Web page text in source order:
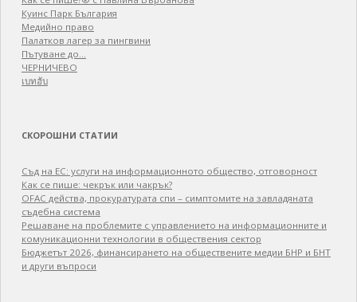
Куинс Парк България
Медийно право
Палатков лагер зa пингвини
Пътуване до…
ЧЕРНИЧЕВО
เบทฮับ
СКОРОШНИ СТАТИИ
Съд на ЕС: услуги на информационното общество, отговорност
Как се пише: чекрък или чакрък?
OFAC действа, прокуратурата спи – симптомите на завладяната
съдебна система
Решаване на проблемите с управлението на информационните и
комуникационни технологии в обществения сектор
Бюджетът 2026, финансирането на обществените медии БНР и БНТ
и други въпроси